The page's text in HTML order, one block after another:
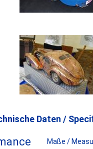
Daten /
Maße /